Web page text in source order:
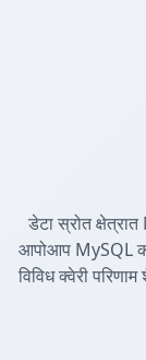
डेटा स्रोत
आपोआप MySQL
विविध क्वेरी